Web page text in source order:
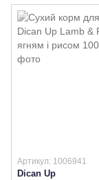
Артикул: 1006941
Dican Up